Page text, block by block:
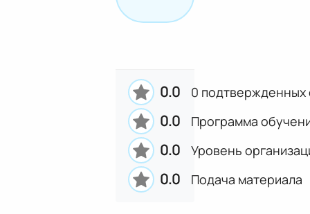
0.0 0 подтвержденных
0.0 Программа
0.0 Уровень
0.0 Подача материала